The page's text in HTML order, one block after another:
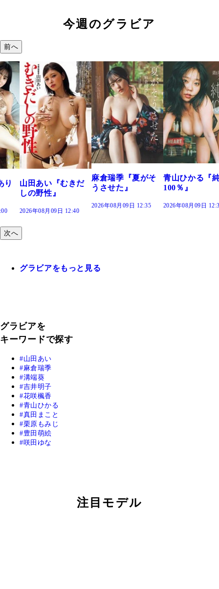
今週のグラビア
前へ
『むきだ
月09日 12:40
麻倉瑞季『夏がそ
うさせた』
2026年08月09日 12:35
青山ひかる『純度
100％』
2026年08月09日 12:30
溝端
つの、
で。』
2026年08
次へ
グラビアをもっと見る
グラビアを
キーワードで探す
山田あい
麻倉瑞季
溝端葵
吉井明子
花咲楓香
青山ひかる
真田まこと
栗原もみじ
豊田萌絵
咲田ゆな
注目モデル